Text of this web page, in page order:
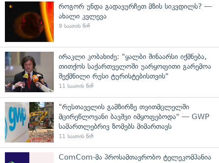
როგორ უნდა გადავურჩეთ მზის სიკვდილს? —
ახალი კვლევა
9 საათის წინ
ირაკლი კობახიძე: "ყალბი შინაარსი იქმნება,
თითქოს საქართველოში უარყოფითი გარემოა
შექმნილი რუსი ტურისტებისთვის"
11 საათის წინ
"რუსთაველის გამზირზე თვითმცლელში
მცირეწლოვანი ბავშვი იმყოფებოდა" — GWP
სამართლებრივ ზომებს მიმართავს
11 საათის წინ
ComCom-მა პროსამთავრობო ტელეკომპანია